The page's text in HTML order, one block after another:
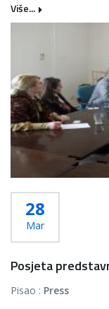
Više...
28
Mar
Posjeta
Pisao : Press